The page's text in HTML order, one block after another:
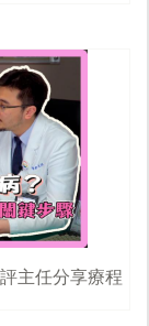
主任分享療程